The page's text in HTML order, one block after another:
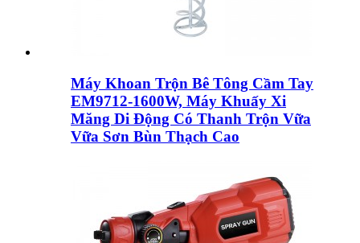
Máy Khoan Trộn Bê Tông Cầm Tay
EM9712-1600W, Máy Khuấy Xi
Măng Di Động Có Thanh Trộn Vữa
Vữa Sơn Bùn Thạch Cao